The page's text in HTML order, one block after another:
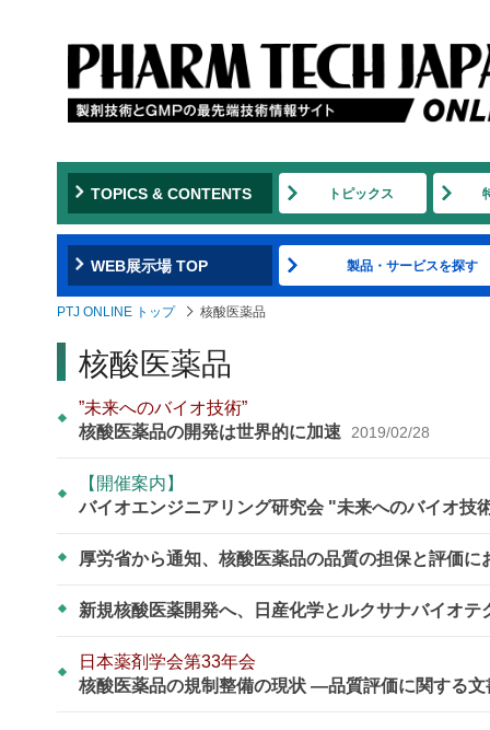
TOPICS & CONTENTS トピックス
WEB展示場 TOP 製品・サービスを探す
PTJ ONLINE トップ 核酸医薬品
核酸医薬品
”未来へのバイオ技術”
核酸医薬品の開発は世界的に加速
2019/02/28
【開催案内】
バイオエンジニアリング研究会 "未来へのバイオ
厚労省から通知、核酸医薬品の品質の担保と評価
新規核酸医薬開発へ、日産化学とルクサナバイオ
日本薬剤学会第33年会
核酸医薬品の規制整備の現状 ―品質評価に関する